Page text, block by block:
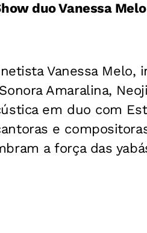
duo Vanessa
Vanessa
Amaralina,
em duo com
e
a força das